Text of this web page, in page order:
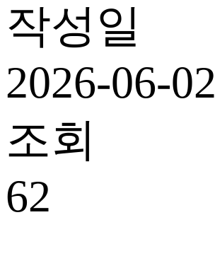
작성일
2026-06-02
조회
62